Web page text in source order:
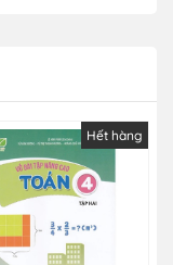
Hết hàng